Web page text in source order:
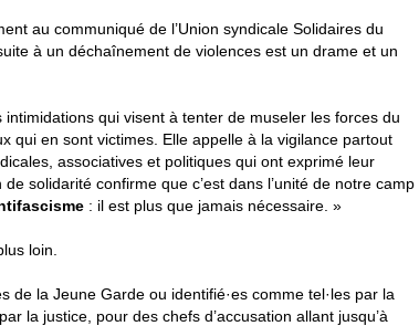
au communiqué de l’Union syndicale Solidaires du
à un déchaînement de violences est un drame et un
qui visent à tenter de museler les forces du
qui en sont victimes. Elle appelle à la vigilance partout
associatives et politiques qui ont exprimé leur
solidarité confirme que c’est dans l’unité de notre camp
: il est plus que jamais nécessaire. »
loin.
de la Jeune Garde ou identifié·es comme tel·les par la
la justice, pour des chefs d’accusation allant jusqu’à